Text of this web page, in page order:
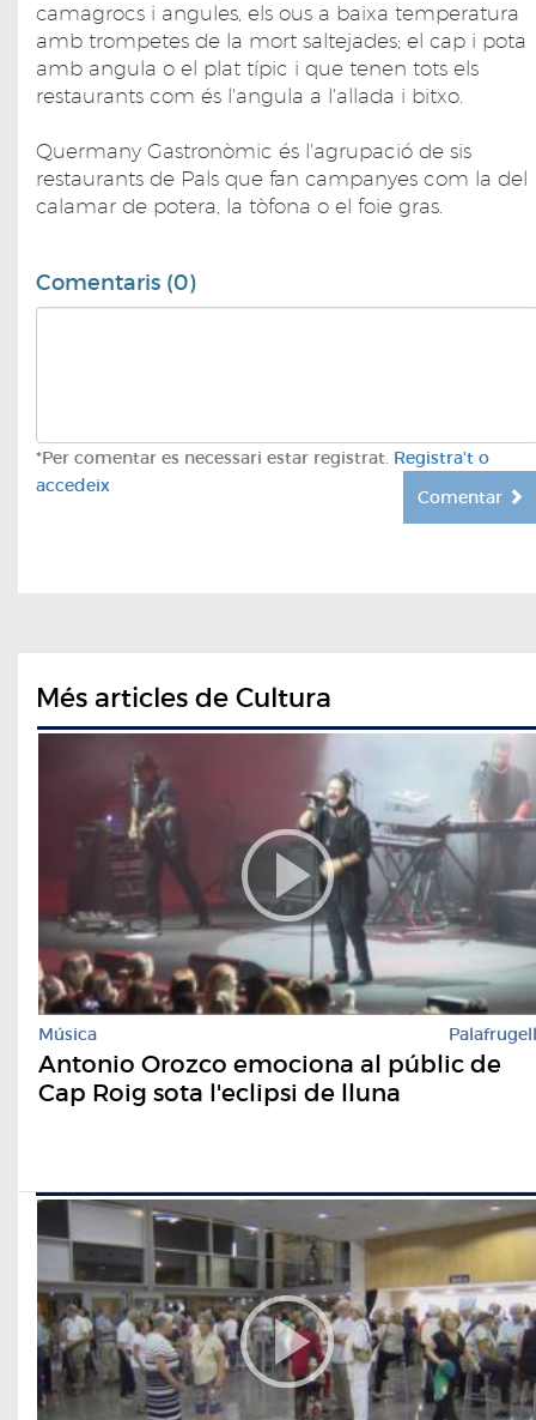
camagrocs i angules, els ous a baixa temperatura
amb trompetes de la mort saltejades; el cap i pota
amb angula o el plat típic i que tenen tots els
restaurants com és l'angula a l'allada i bitxo.
Quermany Gastronòmic és l'agrupació de sis
restaurants de Pals que fan campanyes com la del
calamar de potera, la tòfona o el foie gras.
Comentaris (0)
*Per comentar es necessari estar registrat. Registra't o
accedeix
Comentar
Més articles de Cultura
Música Palafrugell
Antonio Orozco emociona al públic de
Cap Roig sota l'eclipsi de lluna